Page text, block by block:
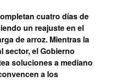
cuatro días de
un reajuste en el
de arroz. Mientras la
sector, el Gobierno
soluciones a mediano
a los